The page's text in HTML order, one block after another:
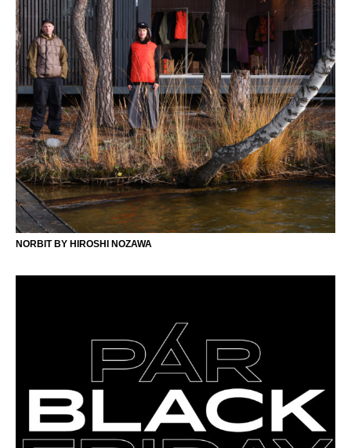
NORBIT BY HIROSHI NOZAWA